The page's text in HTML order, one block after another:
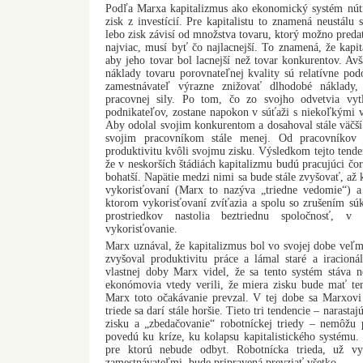
Podľa Marxa kapitalizmus ako ekonomický systém
zisk z investícií. Pre kapitalistu to znamená neustálu
lebo zisk závisí od množstva tovaru, ktorý možno
najviac, musí byť čo najlacnejší. To znamená, že
aby jeho tovar bol lacnejší než tovar konkurentov.
náklady tovaru porovnateľnej kvality sú relatívne
zamestnávateľ výrazne znižovať dlhodobé
pracovnej sily. Po tom, čo zo svojho odvetvia
podnikateľov, zostane napokon v súťaži s niekoľkými
Aby odolal svojim konkurentom a dosahoval stále
svojim pracovníkom stále menej. Od pracovníkov
produktivitu kvôli svojmu zisku. Výsledkom tejto
že v neskorších štádiách kapitalizmu budú pracujúci
bohatší. Napätie medzi nimi sa bude stále zvyšovať, až
vykorisťovaní (Marx to nazýva „triedne vedomie“)
ktorom vykorisťovaní zvíťazia a spolu so zrušením
prostriedkov nastolia beztriednu spoločnosť,
vykorisťovanie.
Marx uznával, že kapitalizmus bol vo svojej dobe
zvyšoval produktivitu práce a lámal staré a
vlastnej doby Marx videl, že sa tento systém stáva
ekonómovia vtedy verili, že miera zisku bude mať
Marx toto očakávanie prevzal. V tej dobe sa
triede sa darí stále horšie. Tieto tri tendencie –
zisku a „zbedačovanie“ robotníckej triedy –
povedú ku kríze, ku kolapsu kapitalistického
pre ktorú nebude odbyt. Robotnícka trieda, už